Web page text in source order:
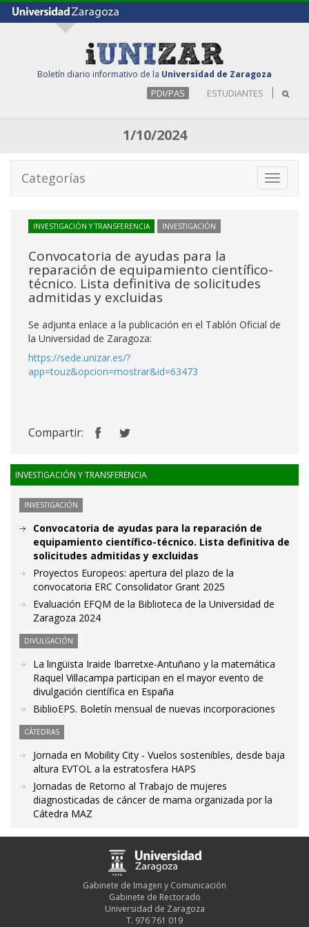
Boletín diario informativo de la Universidad de Zaragoza
PDI/PAS ESTUDIANTES
1/10/2024
Toggle
Categorías
INVESTIGACIÓN Y TRANSFERENCIA INVESTIGACIÓN
Convocatoria de ayudas para la
reparación de equipamiento científico-
técnico. Lista definitiva de solicitudes
admitidas y excluidas
Se adjunta enlace a la publicación en el Tablón Oficial de
la Universidad de Zaragoza:
https://sede.unizar.es/?
app=touz&opcion=mostrar&id=63473
Compartir:
INVESTIGACIÓN Y TRANSFERENCIA
INVESTIGACIÓN
Convocatoria de ayudas para la reparación de
equipamiento científico-técnico. Lista definitiva de
solicitudes admitidas y excluidas
Proyectos Europeos: apertura del plazo de la
convocatoria ERC Consolidator Grant 2025
Evaluación EFQM de la Biblioteca de la Universidad de
Zaragoza 2024
DIVULGACIÓN
La lingüista Iraide Ibarretxe-Antuñano y la matemática
Raquel Villacampa participan en el mayor evento de
divulgación científica en España
BiblioEPS. Boletín mensual de nuevas incorporaciones
CÁTEDRAS
Jornada en Mobility City - Vuelos sostenibles, desde baja
altura EVTOL a la estratosfera HAPS
Jornadas de Retorno al Trabajo de mujeres
diagnosticadas de cáncer de mama organizada por la
Cátedra MAZ
Gabinete de Imagen y Comunicación
Gabinete de Rectorado
Universidad de Zaragoza
T. 976 761 019